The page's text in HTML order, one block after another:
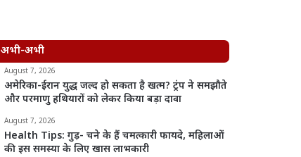
अभी-अभी
August 7, 2026
अमेरिका-ईरान युद्ध जल्द हो सकता है खत्म? ट्रंप ने समझौते
और परमाणु हथियारों को लेकर किया बड़ा दावा
August 7, 2026
Health Tips: गुड़- चने के हैं चमत्कारी फायदे, महिलाओं
की इस समस्या के लिए खास लाभकारी